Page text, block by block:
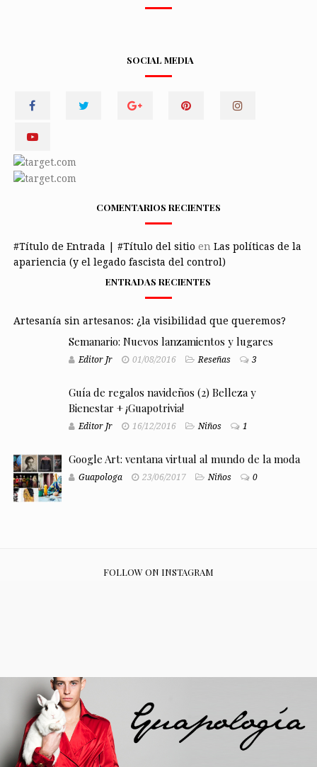
SOCIAL MEDIA
COMENTARIOS RECIENTES
#Título de Entrada | #Título del sitio en Las políticas de la
apariencia (y el legado fascista del control)
ENTRADAS RECIENTES
Artesanía sin artesanos: ¿la visibilidad que queremos?
Semanario: Nuevos lanzamientos y lugares
Editor Jr 01/08/2016 Reseñas 3
Guía de regalos navideños (2) Belleza y
Bienestar + ¡Guapotrivia!
Editor Jr 16/12/2016 Niños 1
Google Art: ventana virtual al mundo de la moda
Guapologa 23/06/2017 Niños 0
FOLLOW ON INSTAGRAM